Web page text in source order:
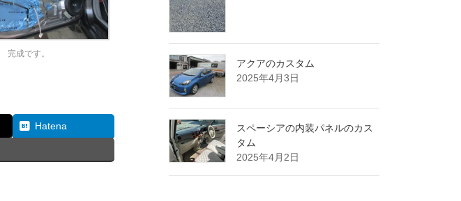
完成です。
Hatena
アクアのカスタム
2025年4月3日
スペーシアの内装パネルのカス
タム
2025年4月2日